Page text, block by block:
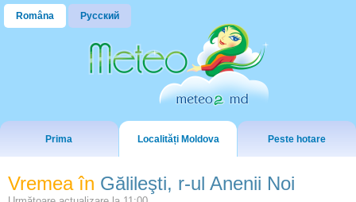
Româna Русский
Prima Localități Moldova Peste hotare
Vremea în Gălileşti, r-ul Anenii Noi